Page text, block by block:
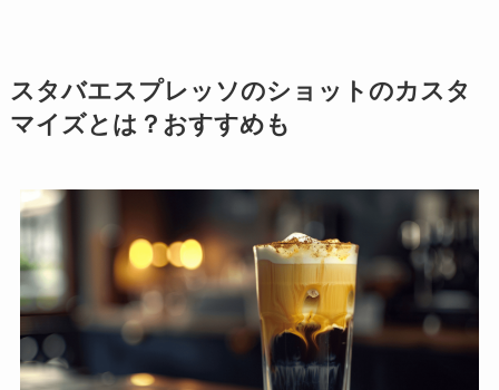
スタバエスプレッソのショットのカスタ
マイズとは？おすすめも